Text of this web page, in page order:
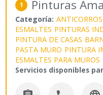
1 Pinturas
Categoría:
ESMALTES PINTURAS
PINTURA DE CASAS
PASTA MURO PINTURA
ESMALTES PARA MUROS
Servicios disponibles